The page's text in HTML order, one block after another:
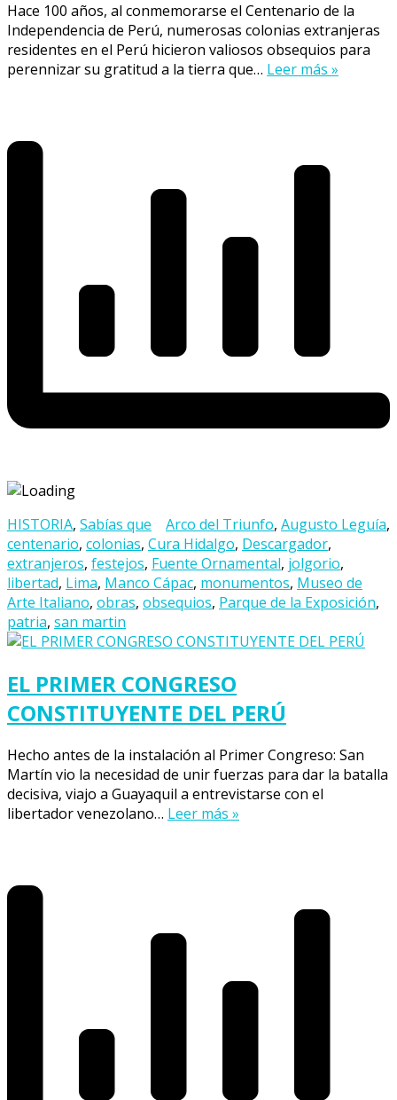
Hace 100 años, al conmemorarse el Centenario de la
Independencia de Perú, numerosas colonias extranjeras
residentes en el Perú hicieron valiosos obsequios para
perennizar su gratitud a la tierra que… Leer más »
HISTORIA, Sabías que Arco del Triunfo, Augusto Leguía,
centenario, colonias, Cura Hidalgo, Descargador,
extranjeros, festejos, Fuente Ornamental, jolgorio,
libertad, Lima, Manco Cápac, monumentos, Museo de
Arte Italiano, obras, obsequios, Parque de la Exposición,
patria, san martin
EL PRIMER CONGRESO
CONSTITUYENTE DEL PERÚ
Hecho antes de la instalación al Primer Congreso: San
Martín vio la necesidad de unir fuerzas para dar la batalla
decisiva, viajo a Guayaquil a entrevistarse con el
libertador venezolano… Leer más »